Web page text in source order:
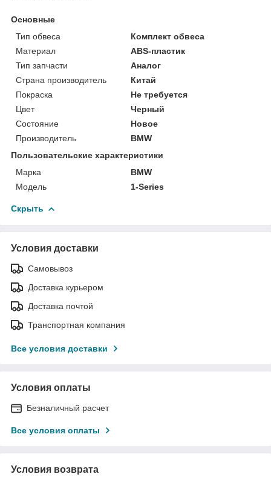
Основные
Тип обвеса
Комплект обвеса
Материал
ABS-пластик
Тип запчасти
Аналог
Страна производитель
Китай
Покраска
Не требуется
Цвет
Черный
Состояние
Новое
Производитель
BMW
Пользовательские характеристики
Марка
BMW
Модель
1-Series
Скрыть
Условия доставки
Самовывоз
Доставка курьером
Доставка почтой
Транспортная компания
Все условия доставки
Условия оплаты
Безналичный расчет
Все условия оплаты
Условия возврата